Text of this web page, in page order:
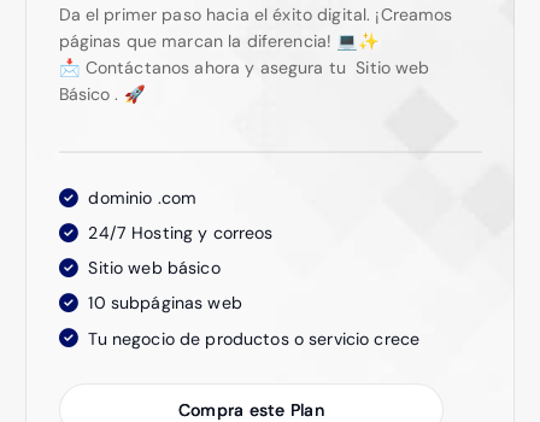
Da el primer paso hacia el éxito digital. ¡Creamos
páginas que marcan la diferencia! 💻✨
📩 Contáctanos ahora y asegura tu Sitio web
Básico . 🚀
dominio .com
24/7 Hosting y correos
Sitio web básico
10 subpáginas web
Tu negocio de productos o servicio crece
Compra este Plan